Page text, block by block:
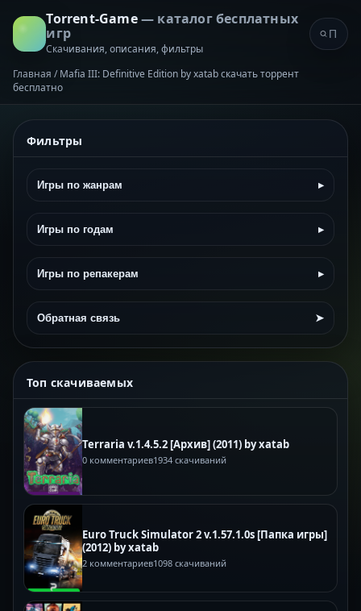
Torrent-Game— каталог бесплатных
игр
Скачивания, описания, фильтры
Главная / Mafia III: Definitive Edition by xatab скачать торрент
бесплатно
Фильтры
Игры по жанрам ▸
Игры по годам ▸
Игры по репакерам ▸
Обратная связь ➤
Топ скачиваемых
Terraria v.1.4.5.2 [Архив] (2011) by xatab
0 комментариев1934 скачиваний
Euro Truck Simulator 2 v.1.57.1.0s [Папка игры]
(2012) by xatab
2 комментариев1098 скачиваний